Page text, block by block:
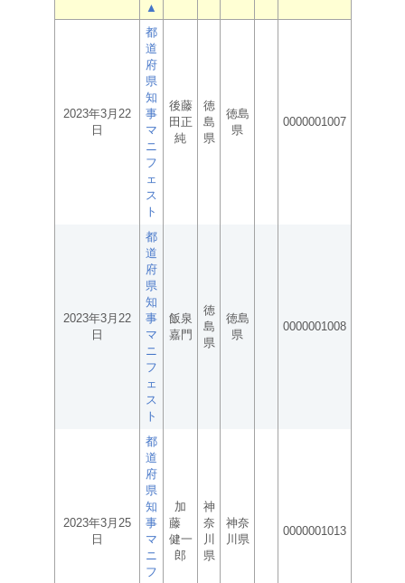
▲
2023年3月22
日
都
道
府
県
知
事
マ
ニ
フ
ェ
ス
ト
後藤
田正
純
徳
島
県
徳島
県
0000001007
2023年3月22
日
都
道
府
県
知
事
マ
ニ
フ
ェ
ス
ト
飯泉
嘉門
徳
島
県
徳島
県
0000001008
2023年3月25
日
都
道
府
県
知
事
マ
ニ
フ
加
藤
健一
郎
神
奈
川
県
神奈
川県
0000001013